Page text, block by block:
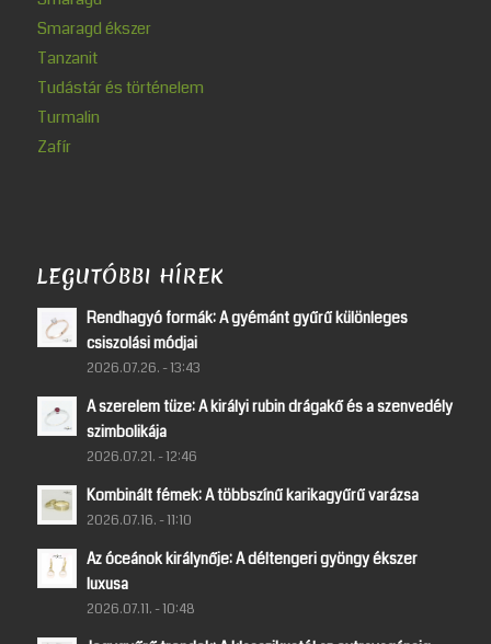
Smaragd ékszer
Tanzanit
Tudástár és történelem
Turmalin
Zafír
LEGUTÓBBI HÍREK
Rendhagyó formák: A gyémánt gyűrű különleges
csiszolási módjai
2026.07.26. - 13:43
A szerelem tüze: A királyi rubin drágakő és a szenvedély
szimbolikája
2026.07.21. - 12:46
Kombinált fémek: A többszínű karikagyűrű varázsa
2026.07.16. - 11:10
Az óceánok királynője: A déltengeri gyöngy ékszer
luxusa
2026.07.11. - 10:48